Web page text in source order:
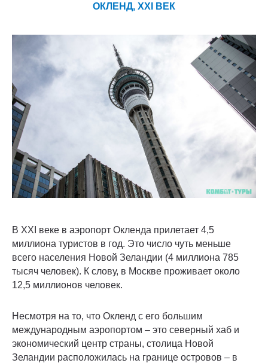
ОКЛЕНД, XXI ВЕК
В XXI веке в аэропорт Окленда прилетает 4,5
миллиона туристов в год. Это число чуть меньше
всего населения Новой Зеландии (4 миллиона 785
тысяч человек). К слову, в Москве проживает около
12,5 миллионов человек.
Несмотря на то, что Окленд с его большим
международным аэропортом – это северный хаб и
экономический центр страны, столица Новой
Зеландии расположилась на границе островов – в